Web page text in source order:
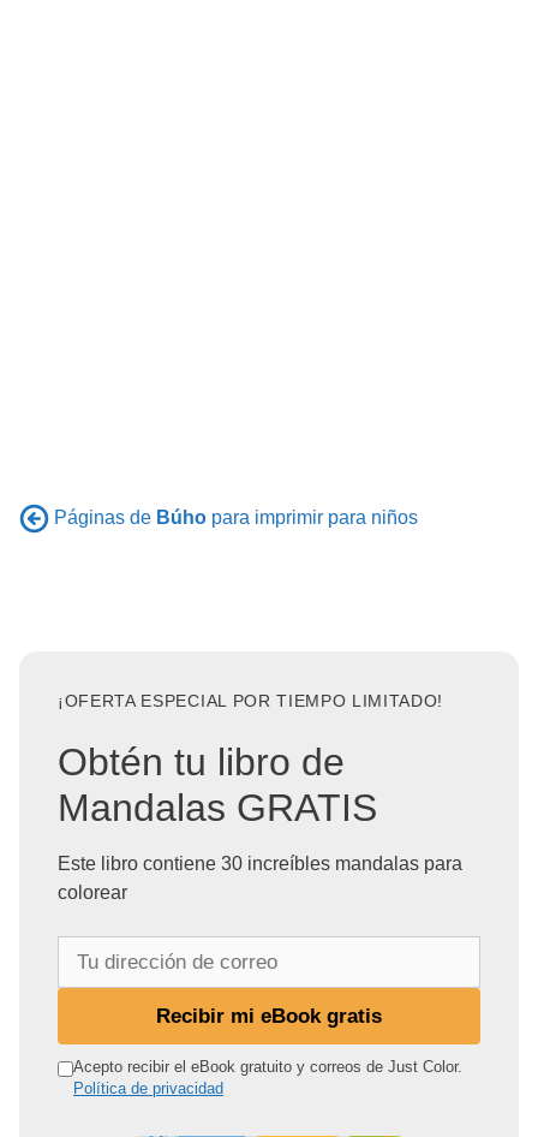
Páginas de Búho para imprimir para niños
¡OFERTA ESPECIAL POR TIEMPO LIMITADO!
Obtén tu libro de
Mandalas GRATIS
Este libro contiene 30 increíbles mandalas para
colorear
r
Recibir mi eBook gratis
Acepto recibir el eBook gratuito y correos de Just Color.
Política de privacidad